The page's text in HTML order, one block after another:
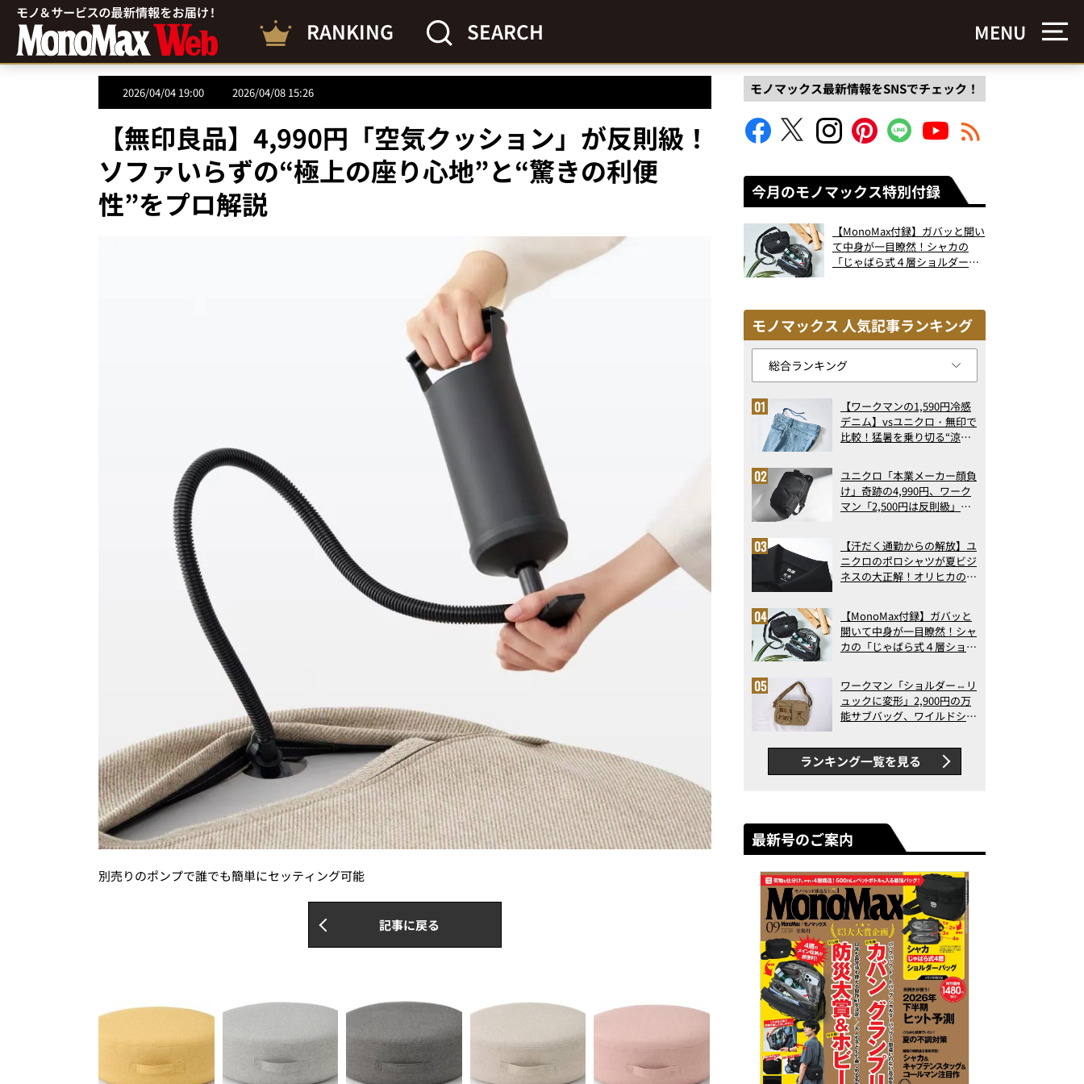
RANKING SEARCH MENU
2026/04/04 19:00 2026/04/08 15:26
【無印良品】4,990円「空気クッション」が反則級！
ソファいらずの“極上の座り心地”と“驚きの利便
性”をプロ解説
別売りのポンプで誰でも簡単にセッティング可能
記事に戻る
モノマックス最新情報をSNSでチェック！
今月のモノマックス特別付録
【MonoMax付録】ガバッと開い
て中身が一目瞭然！シャカの
「じゃばら式４層ショルダーバ
モノマックス 人気記事ランキング
【ワークマンの1,590円冷感
デニム】vsユニクロ・無印で
比較！猛暑を乗り切る“涼感
で決定版
ユニクロ「本業メーカー顔負
け」奇跡の4,990円、ワーク
マン「2,500円は反則級」凄
ト3】（2026年6月版）
【汗だく通勤からの解放】ユ
ニクロのポロシャツが夏ビジ
ネスの大正解！オリヒカの透
アの実力
【MonoMax付録】ガバッと
開いて中身が一目瞭然！シャ
カの「じゃばら式４層ショル
った！
ワークマン「ショルダー⇔リ
ュックに変形」2,900円の万
能サブバッグ、ワイルドシン
録…ほか【休日バッグの人気
記事ランキングベスト3】
（2026年6月版）
ランキング一覧を見る
最新号のご案内